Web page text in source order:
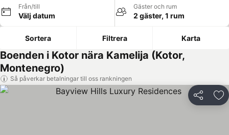
Från/till
Välj datum
Gäster och rum
2 gäster, 1 rum
Sortera Filtrera Karta
Boenden i Kotor nära Kamelija (Kotor,
Montenegro)
Så påverkar betalningar till oss rankningen
Dela